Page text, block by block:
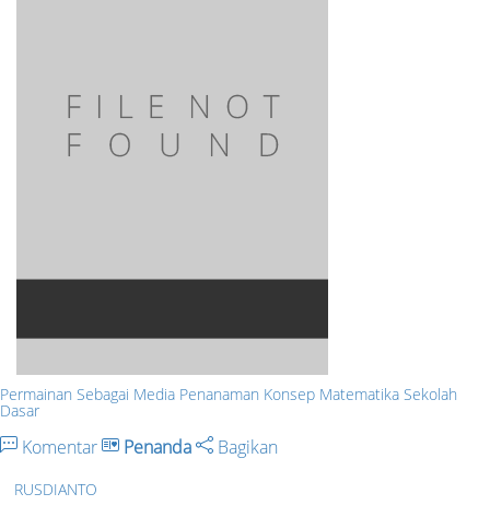
Permainan Sebagai Media Penanaman Konsep Matematika Sekolah
Dasar
Komentar Penanda Bagikan
RUSDIANTO